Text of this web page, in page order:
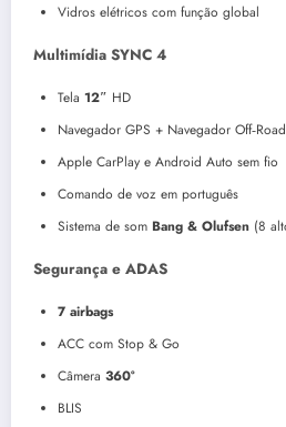
Vidros elétricos com função global
Multimídia SYNC 4
Tela 12″ HD
Navegador GPS + Navegador Off‑Road
Apple CarPlay e Android Auto sem fio
Comando de voz em português
Sistema de som Bang & Olufsen (8
Segurança e ADAS
7 airbags
ACC com Stop & Go
Câmera 360°
BLIS